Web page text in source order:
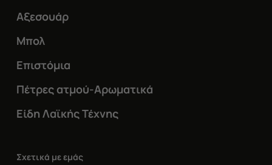
Αξεσουάρ
Μπολ
Επιστόμια
Πέτρες ατμού-Αρωματικά
Είδη Λαϊκής Τέχνης
Σχετικά με εμάς